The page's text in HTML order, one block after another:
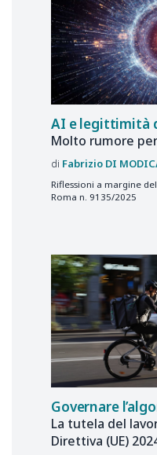
AI e legittimità
Molto rumore
Fabrizio DI
Riflessioni a margine
Roma n. 9135/2025
Governare
La tutela del
Direttiva (UE)